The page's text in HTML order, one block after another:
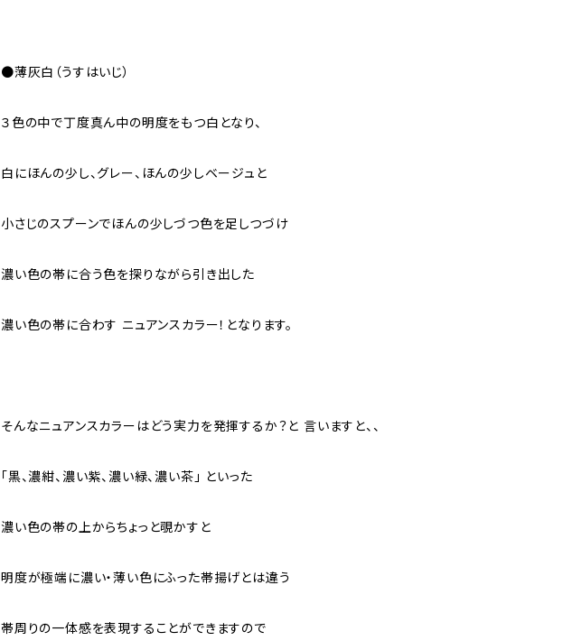
●薄灰白（うすはいじ）
３色の中で丁度真ん中の明度をもつ白となり、
白にほんの少し、グレー、ほんの少しベージュと
小さじのスプーンでほんの少しづつ色を足しつづけ
濃い色の帯に合う色を探りながら引き出した
濃い色の帯に合わす ニュアンスカラー！となります。
そんなニュアンスカラーはどう実力を発揮するか？と 言いますと、、
「黒、濃紺、濃い紫、濃い緑、濃い茶」 といった
濃い色の帯の上からちょっと覗かすと
明度が極端に濃い・薄い色にふった帯揚げとは違う
帯周りの一体感を表現することができますので